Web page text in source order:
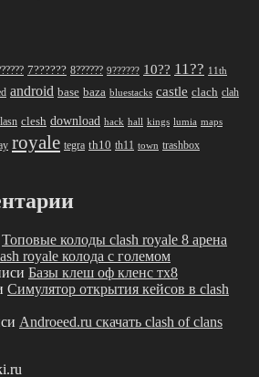
7?????? 8?????? 9?????? 10?? 11?? 11th
android base baza bluestacks castle clach clah
clesh download hack hall kings lumia maps
royale tegra th10 th11 town trashbox
Топовые колоды clash royale 8 арена
royale колода с големом
Базы клеш оф кленс тх8
Симулятор открытия кейсов в clash
Androeed.ru скачать clash of clans